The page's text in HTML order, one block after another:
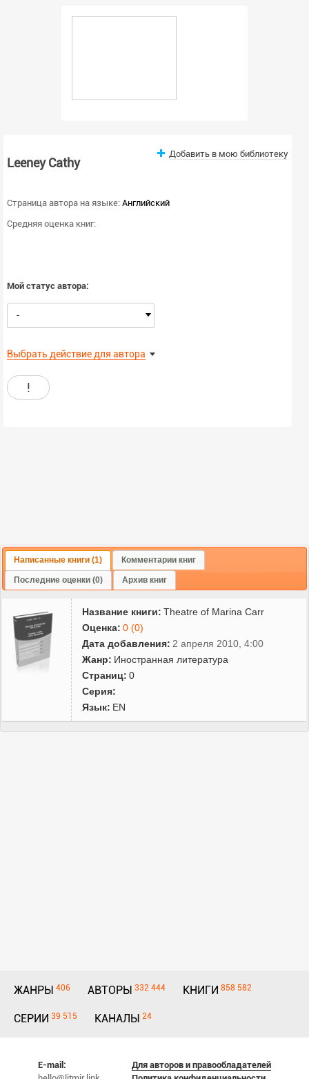
Leeney Cathy
Добавить в мою библиотеку
Страница автора на языке: Английский
Средняя оценка книг:
Мой статус автора:
-
Выбрать действие для автора
!
Написанные книги (1) Комментарии книг
Последние оценки (0) Архив книг
Название книги: Theatre of Marina Carr
Оценка: 0 (0)
Дата добавления: 2 апреля 2010, 4:00
Жанр: Иностранная литература
Страниц: 0
Серия:
Язык: EN
ЖАНРЫ 406 АВТОРЫ 332 444 КНИГИ 858 582
СЕРИИ 39 515 КАНАЛЫ 24
E-mail:
Для авторов и правообладателей